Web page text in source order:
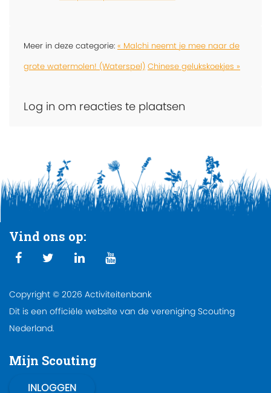
Meer in deze categorie: « Malchi neemt je mee naar de
grote watermolen! (Waterspel) Chinese gelukskoekjes »
Log in om reacties te plaatsen
Vind ons op:
Copyright © 2026 Activiteitenbank
Dit is een officiële website van de vereniging Scouting
Nederland.
Mijn Scouting